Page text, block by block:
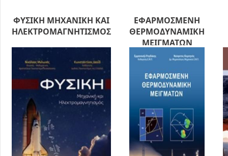
ΦΥΣΙΚΗ ΜΗΧΑΝΙΚΗ ΚΑΙ
ΗΛΕΚΤΡΟΜΑΓΝΗΤΙΣΜΟΣ
ΕΦΑΡΜΟΣΜΕΝΗ
ΘΕΡΜΟΔΥΝΑΜΙΚΗ
ΜΕΙΓΜΑΤΩΝ